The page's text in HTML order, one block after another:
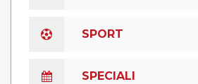
SPORT
SPECIALI